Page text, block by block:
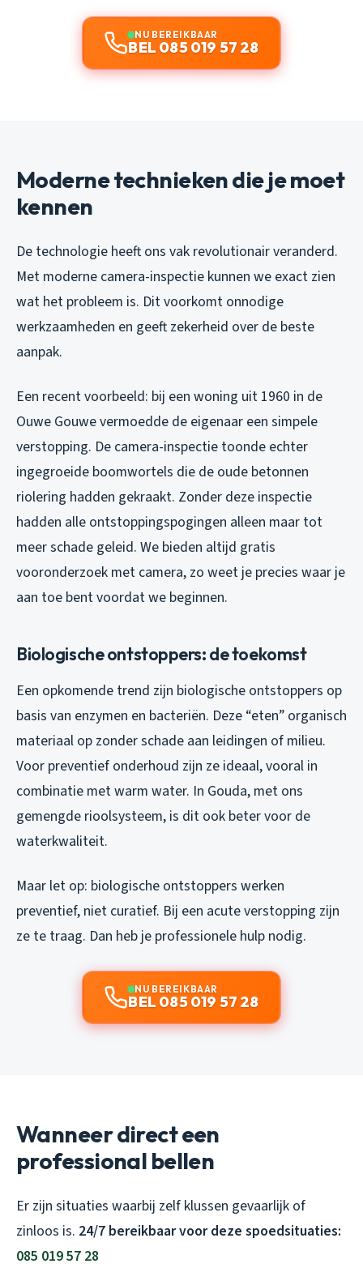
NU BEREIKBAAR
BEL 085 019 57 28
Moderne technieken die je moet
kennen
De technologie heeft ons vak revolutionair veranderd.
Met moderne camera-inspectie kunnen we exact zien
wat het probleem is. Dit voorkomt onnodige
werkzaamheden en geeft zekerheid over de beste
aanpak.
Een recent voorbeeld: bij een woning uit 1960 in de
Ouwe Gouwe vermoedde de eigenaar een simpele
verstopping. De camera-inspectie toonde echter
ingegroeide boomwortels die de oude betonnen
riolering hadden gekraakt. Zonder deze inspectie
hadden alle ontstoppingspogingen alleen maar tot
meer schade geleid. We bieden altijd gratis
vooronderzoek met camera, zo weet je precies waar je
aan toe bent voordat we beginnen.
Biologische ontstoppers: de toekomst
Een opkomende trend zijn biologische ontstoppers op
basis van enzymen en bacteriën. Deze “eten” organisch
materiaal op zonder schade aan leidingen of milieu.
Voor preventief onderhoud zijn ze ideaal, vooral in
combinatie met warm water. In Gouda, met ons
gemengde rioolsysteem, is dit ook beter voor de
waterkwaliteit.
Maar let op: biologische ontstoppers werken
preventief, niet curatief. Bij een acute verstopping zijn
ze te traag. Dan heb je professionele hulp nodig.
NU BEREIKBAAR
BEL 085 019 57 28
Wanneer direct een
professional bellen
Er zijn situaties waarbij zelf klussen gevaarlijk of
zinloos is. 24/7 bereikbaar voor deze spoedsituaties:
085 019 57 28